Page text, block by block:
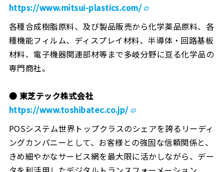
https://www.mitsui-plastics.com/
各種合成樹脂原料、及び製品販売から化学薬品原料、各
種機能フィルム、ディスプレイ材料、半導体・回路基板
材料、電子機器関連部材等まで多岐分野に亘る化学品の
専門商社。
● 東芝テック株式会社
https://www.toshibatec.co.jp/
POSシステム世界トップクラスのシェアを誇るリーディ
ングカンパニーとして、お客様との強固な信頼関係と、
きめ細やかなサービス網を最大限に活かしながら、デー